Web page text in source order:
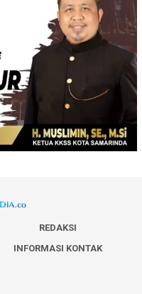
REDAKSI
INFORMASI KONTAK